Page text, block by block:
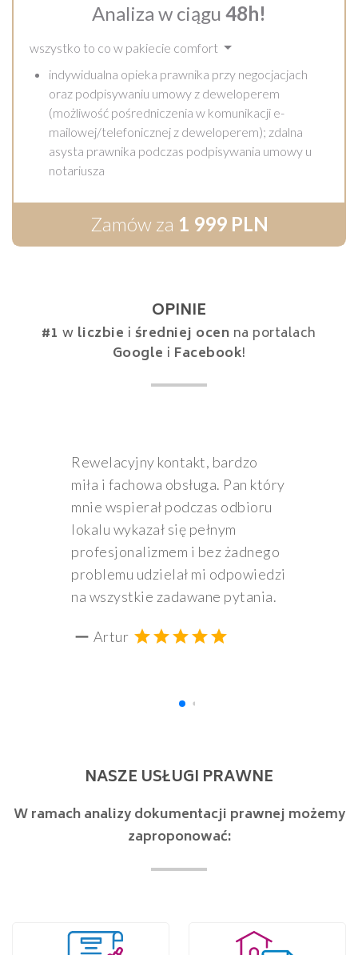
Analiza w ciągu 48h!
wszystko to co w pakiecie comfort
indywidualna opieka prawnika przy negocjacjach
oraz podpisywaniu umowy z deweloperem
(możliwość pośredniczenia w komunikacji e-
mailowej/telefonicznej z deweloperem); zdalna
asysta prawnika podczas podpisywania umowy u
notariusza
Zamów za 1 999 PLN
OPINIE
#1 w liczbie i średniej ocen na portalach
Google i Facebook!
Rewelacyjny kontakt, bardzo
miła i fachowa obsługa. Pan który
mnie wspierał podczas odbioru
lokalu wykazał się pełnym
profesjonalizmem i bez żadnego
problemu udzielał mi odpowiedzi
na wszystkie zadawane pytania.
Artur gradegradegradegradegrade
NASZE USŁUGI PRAWNE
W ramach analizy dokumentacji prawnej możemy
zaproponować: